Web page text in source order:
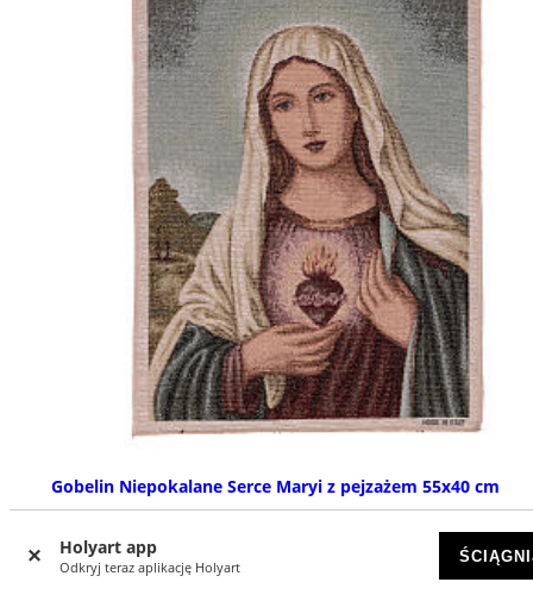
Holyart app
Odkryj teraz aplikację Holyart
Gobelin Niepokalane Serce Maryi z pejzażem 55x40 cm
zł 67,25